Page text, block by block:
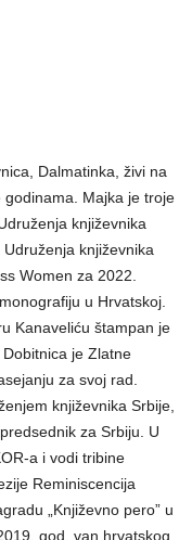
Dalmatinka, živi na
godinama. Majka je troje
književnika
književnika
Women za 2022.
u Hrvatskoj.
Kanaveliću štampan je
je Zlatne
za svoj rad.
književnika Srbije,
za Srbiju. U
a i vodi tribine
Reminiscencija
„Književno pero” u
god. van hrvatskog